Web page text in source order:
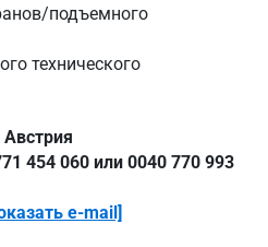
подъемного
технического
454 060 или 0040 770 993
e-mail]